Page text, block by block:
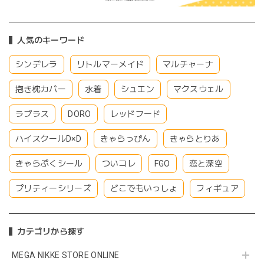
人気のキーワード
シンデレラ リトルマーメイド マルチャーナ
抱き枕カバー 水着 シュエン マクスウェル
ラプラス DORO レッドフード
ハイスクールD×D きゃらっぴん きゃらとりあ
きゃらぷくシール ついコレ FGO 恋と深空
プリティーシリーズ どこでもいっしょ フィギュア
カテゴリから探す
MEGA NIKKE STORE ONLINE